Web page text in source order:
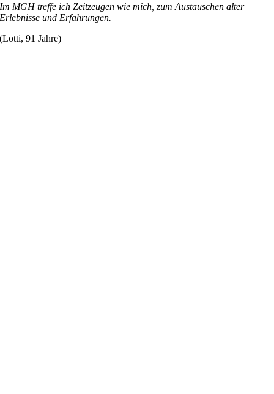
Im MGH treffe ich Zeitzeugen wie mich, zum Austauschen alter
Erlebnisse und Erfahrungen.
(Lotti, 91 Jahre)